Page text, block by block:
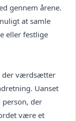
gennem årene.
at samle
eller festlige
der værdsætter
Uanset
der
være et